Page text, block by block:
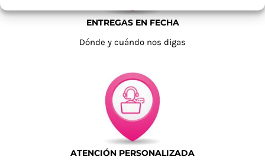
ENTREGAS EN FECHA
Dónde y cuándo nos digas
ATENCIÓN PERSONALIZADA